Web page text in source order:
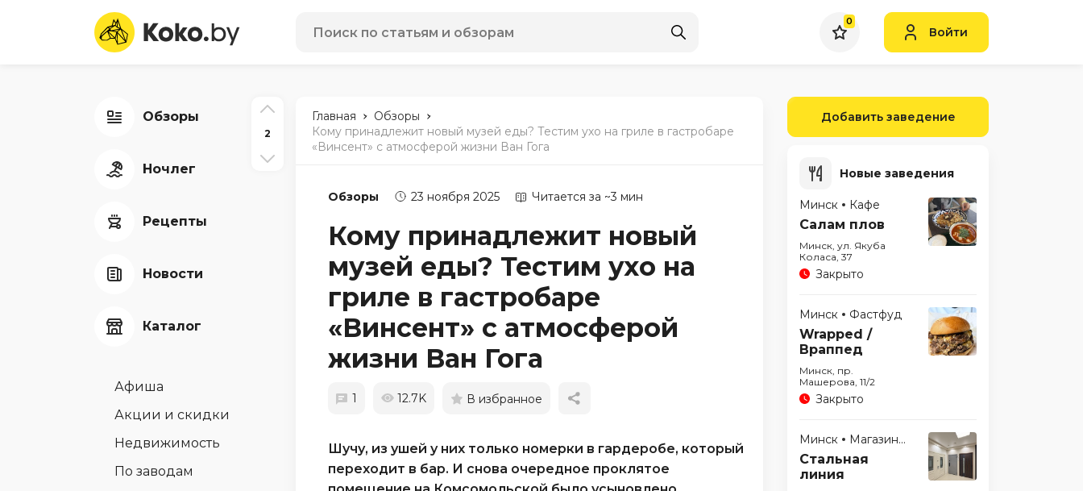
0
Войти
Обзоры
Ночлег
Рецепты
Новости
Каталог
Афиша
Акции и скидки
Недвижимость
По заводам
2
Главная - Обзоры -
Кому принадлежит новый музей еды? Тестим ухо на гриле в гастробаре
«Винсент» с атмосферой жизни Ван Гога
Обзоры 23 ноября 2025 Читается за ~3 мин
Кому принадлежит новый
музей еды? Тестим ухо на
гриле в гастробаре
«Винсент» с атмосферой
жизни Ван Гога
1 12.7K В избранное
Шучу, из ушей у них только номерки в гардеробе, который
переходит в бар. И снова очередное проклятое
Добавить заведение
Новые заведения
Минск Кафе
Салам плов
Минск, ул. Якуба
Коласа, 37
Закрыто
Минск Фастфуд
Wrapped /
Враппед
Минск, пр.
Машерова, 11/2
Закрыто
Минск Магазины
Стальная
линия